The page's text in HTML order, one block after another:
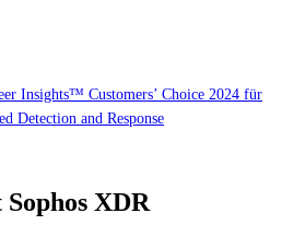
Insights™ Customers’ Choice 2024 für
Detection and Response
XDR